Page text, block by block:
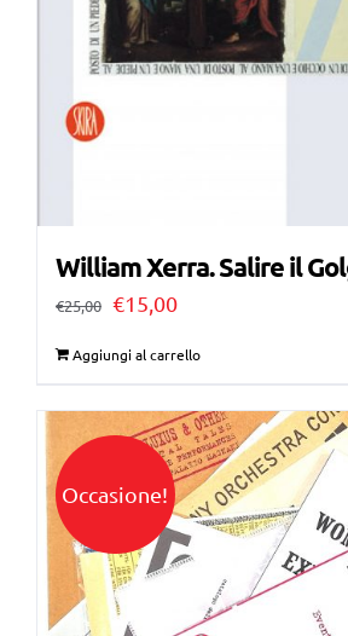
William Xerra. Salire il
€25,00 Il
era:
€25,00.
€15,00Il
è:
€15,00.
Aggiungi al carrello
Occasione!